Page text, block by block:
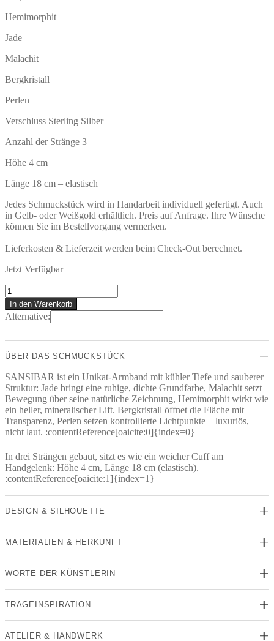
Hemimorphit
Jade
Malachit
Bergkristall
Perlen
Verschluss Sterling Silber
Anzahl der Stränge 3
Höhe 4 cm
Länge 18 cm – elastisch
Jedes Schmuckstück wird in Handarbeit individuell gefertigt. Auch
in Gelb- oder Weißgold erhältlich. Preis auf Anfrage. Ihre Wünsche
können Sie im Bestellvorgang vermerken.
Lieferkosten & Lieferzeit werden beim Check-Out berechnet.
Jetzt Verfügbar
SANSIBAR
ARMBAND
Menge
In den Warenkorb
Alternative:
ÜBER DAS SCHMUCKSTÜCK
SANSIBAR ist ein Unikat-Armband mit kühler Tiefe und sauberer
Struktur: Jade bringt eine ruhige, dichte Grundfarbe, Malachit setzt
Bewegung über seine natürliche Zeichnung, Hemimorphit wirkt wie
ein heller, mineralischer Lift. Bergkristall öffnet die Fläche mit
Transparenz, Perlen setzen kontrollierte Lichtpunkte – luxuriös,
nicht laut. :contentReference[oaicite:0]{index=0}
In drei Strängen gebaut, sitzt es wie ein weicher Cuff am
Handgelenk: Höhe 4 cm, Länge 18 cm (elastisch).
:contentReference[oaicite:1]{index=1}
DESIGN & SILHOUETTE
MATERIALIEN & HERKUNFT
WORTE DER KÜNSTLERIN
TRAGEINSPIRATION
ATELIER & HANDWERK